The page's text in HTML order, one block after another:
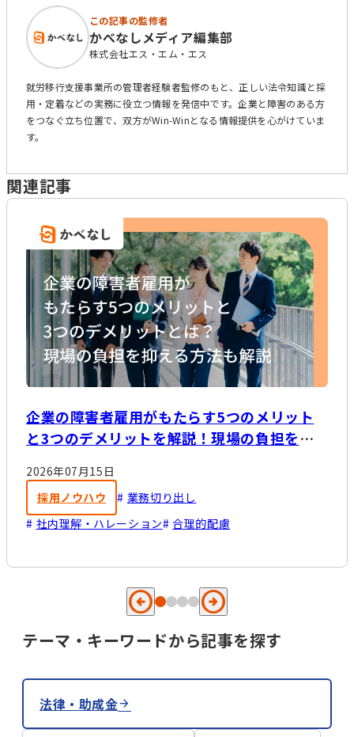
この記事の監修者
かべなしメディア編集部
株式会社エス・エム・エス
就労移行支援事業所の管理者経験者監修のもと、正しい法令知識と採
用・定着などの実務に役立つ情報を発信中です。企業と障害のある方
をつなぐ立ち位置で、双方がWin-Winとなる情報提供を心がけていま
す。
関連記事
企業の障害者雇用がもたらす5つのメリット
と3つのデメリットを解説！現場の負担を抑
2026年07月15日
採用ノウハウ
業務切り出し
社内理解・ハレーション
合理的配慮
テーマ・キーワードから記事を探す
法律・助成金